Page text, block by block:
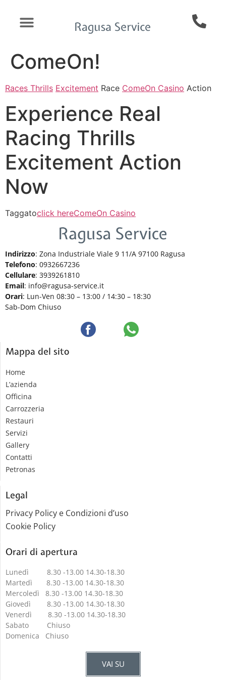
ComeOn!
Races Thrills Excitement Race ComeOn Casino Action
Experience Real
Racing Thrills
Excitement Action
Now
Taggatoclick hereComeOn Casino
Indirizzo: Zona Industriale Viale 9 11/A 97100 Ragusa
Telefono: 0932667236
Cellulare: 3939261810
Email: info@ragusa-service.it
Orari: Lun-Ven 08:30 – 13:00 / 14:30 – 18:30
Sab-Dom Chiuso
Mappa del sito
Home
L’azienda
Officina
Carrozzeria
Restauri
Servizi
Gallery
Contatti
Petronas
Legal
Privacy Policy e Condizioni d’uso
Cookie Policy
Orari di apertura
Lunedì 8.30 -13.00 14.30-18.30
Martedì 8.30 -13.00 14.30-18.30
Mercoledì 8.30 -13.00 14.30-18.30
Giovedì 8.30 -13.00 14.30-18.30
Venerdì 8.30 -13.00 14.30-18.30
Sabato Chiuso
Domenica Chiuso
VAI SU